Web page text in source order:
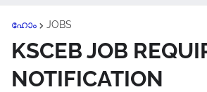
ഹോം JOBS
KSCEB JOB
NOTIFICATION